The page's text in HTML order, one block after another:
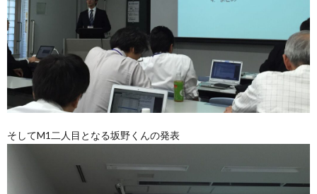
そしてM1二人目となる坂野くんの発表